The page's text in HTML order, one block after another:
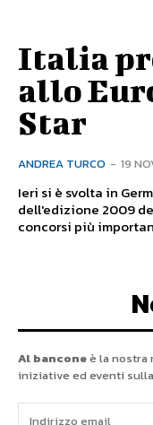
Italia
allo
Star
ANDREA TURCO - 19
Ieri si è svolta in
dell'edizione 2009
concorsi più
Al banconeè la nostra
iniziative ed eventi